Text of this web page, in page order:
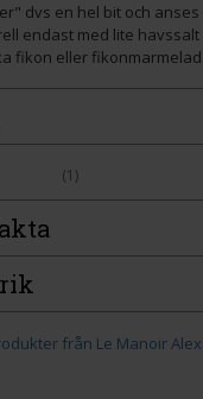
dvs en hel bit och
endast med lite
fikon eller fikonmarmelad.
(1)